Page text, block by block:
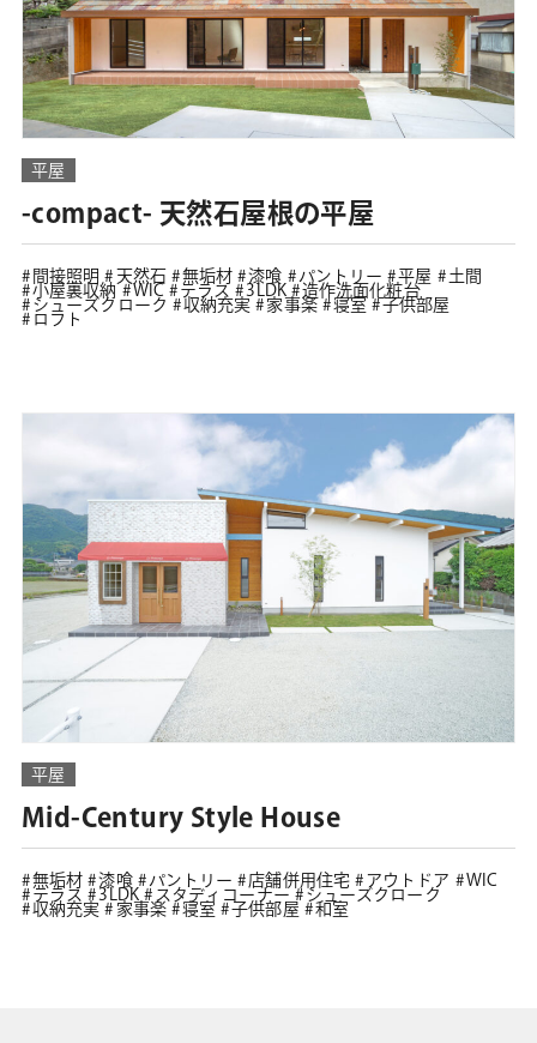
平屋
-compact- 天然石屋根の平屋
間接照明 天然石 無垢材 漆喰 パントリー 平屋
土間
小屋裏収納
WIC テラス 3LDK
造作洗面化粧台
シューズクローク
収納充実 家事楽 寝室
子供部屋
ロフト
平屋
Mid-Century Style House
無垢材 漆喰 パントリー 店舗併用住宅 アウトドア
WIC
テラス
3LDK スタディコーナー
シューズクローク
収納充実
家事楽 寝室 子供部屋 和室